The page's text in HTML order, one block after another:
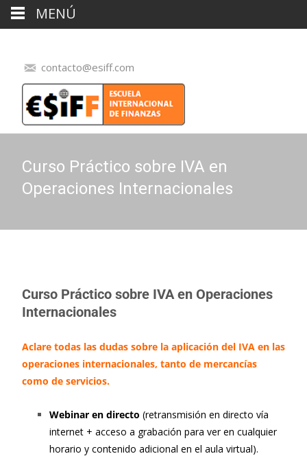
contacto@esiff.com
Curso Práctico sobre IVA en
Operaciones Internacionales
Curso Práctico sobre IVA en Operaciones
Internacionales
Aclare todas las dudas sobre la aplicación del IVA en las
operaciones internacionales, tanto de mercancías
como de servicios.
Webinar en directo (retransmisión en directo vía
internet + acceso a grabación para ver en cualquier
horario y contenido adicional en el aula virtual).
MENÚ